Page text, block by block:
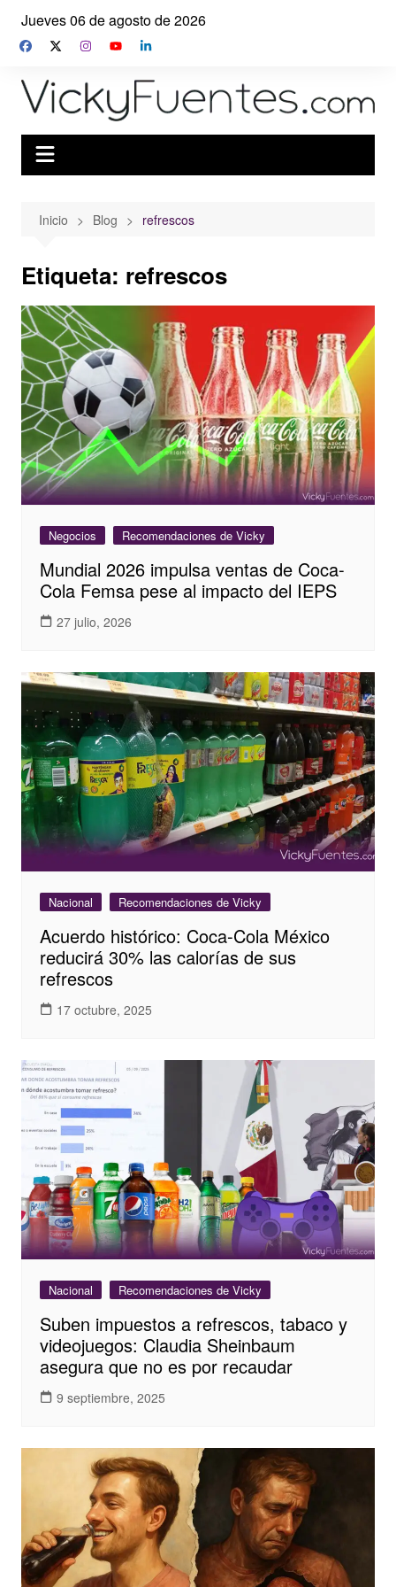
Saltar
contenido
Jueves 06 de agosto de 2026
Inicio Blog refrescos
Etiqueta: refrescos
Negocios Recomendaciones de Vicky
Mundial 2026 impulsa ventas de Coca-
Cola Femsa pese al impacto del IEPS
27 julio, 2026
Nacional Recomendaciones de Vicky
Acuerdo histórico: Coca-Cola México
reducirá 30% las calorías de sus
refrescos
17 octubre, 2025
Nacional Recomendaciones de Vicky
Suben impuestos a refrescos, tabaco y
videojuegos: Claudia Sheinbaum
asegura que no es por recaudar
9 septiembre, 2025